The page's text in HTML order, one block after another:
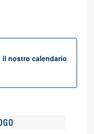
il nostro calendario